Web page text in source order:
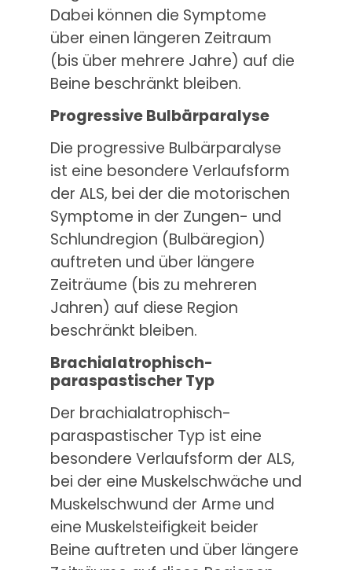
Dabei können die Symptome
über einen längeren Zeitraum
(bis über mehrere Jahre) auf die
Beine beschränkt bleiben.
Progressive Bulbärparalyse
Die progressive Bulbärparalyse
ist eine besondere Verlaufsform
der ALS, bei der die motorischen
Symptome in der Zungen- und
Schlundregion (Bulbäregion)
auftreten und über längere
Zeiträume (bis zu mehreren
Jahren) auf diese Region
beschränkt bleiben.
Brachialatrophisch-
paraspastischer Typ
Der brachialatrophisch-
paraspastischer Typ ist eine
besondere Verlaufsform der ALS,
bei der eine Muskelschwäche und
Muskelschwund der Arme und
eine Muskelsteifigkeit beider
Beine auftreten und über längere